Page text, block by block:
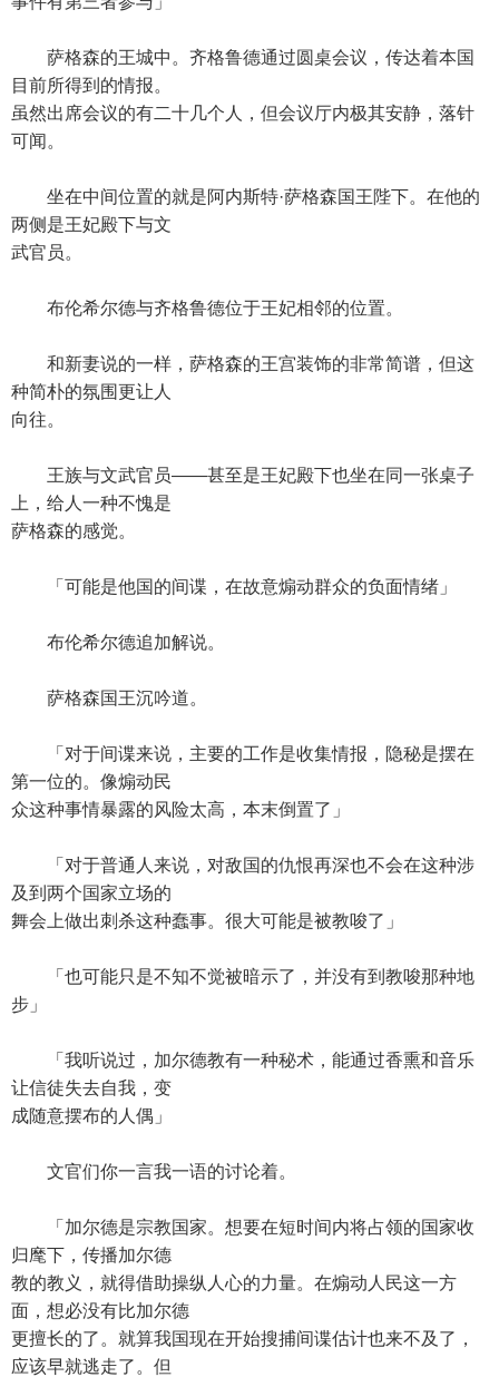
萨格森的王城中。齐格鲁德通过圆桌会议，传达着本国
目前所得到的情报。
虽然出席会议的有二十几个人，但会议厅内极其安静，落针
可闻。
坐在中间位置的就是阿内斯特·萨格森国王陛下。在他的
两侧是王妃殿下与文
武官员。
布伦希尔德与齐格鲁德位于王妃相邻的位置。
和新妻说的一样，萨格森的王宫装饰的非常简谱，但这
种简朴的氛围更让人
向往。
王族与文武官员——甚至是王妃殿下也坐在同一张桌子
上，给人一种不愧是
萨格森的感觉。
「可能是他国的间谍，在故意煽动群众的负面情绪」
布伦希尔德追加解说。
萨格森国王沉吟道。
「对于间谍来说，主要的工作是收集情报，隐秘是摆在
第一位的。像煽动民
众这种事情暴露的风险太高，本末倒置了」
「对于普通人来说，对敌国的仇恨再深也不会在这种涉
及到两个国家立场的
舞会上做出刺杀这种蠢事。很大可能是被教唆了」
「也可能只是不知不觉被暗示了，并没有到教唆那种地
步」
「我听说过，加尔德教有一种秘术，能通过香熏和音乐
让信徒失去自我，变
成随意摆布的人偶」
文官们你一言我一语的讨论着。
「加尔德是宗教国家。想要在短时间内将占领的国家收
归麾下，传播加尔德
教的教义，就得借助操纵人心的力量。在煽动人民这一方
面，想必没有比加尔德
更擅长的了。就算我国现在开始搜捕间谍估计也来不及了，
应该早就逃走了。但